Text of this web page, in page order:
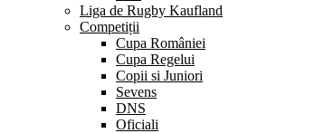
Liga de Rugby Kaufland
Competiții
Cupa României
Cupa Regelui
Copii si Juniori
Sevens
DNS
Oficiali